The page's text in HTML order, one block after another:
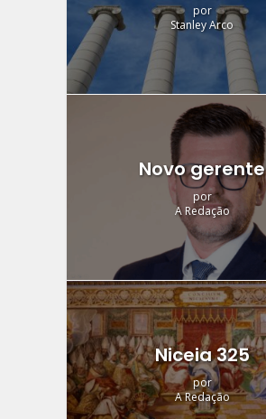
por
Stanley Arco
Novo gerente
por
A Redação
Niceia 325
por
A Redação